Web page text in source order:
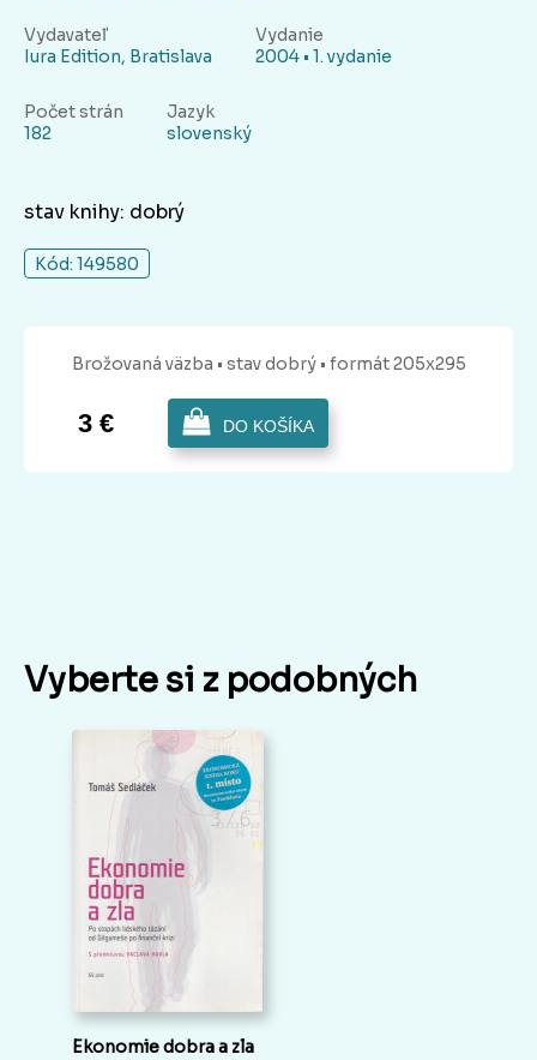
Vydavateľ
Iura Edition, Bratislava
Vydanie
2004 • 1. vydanie
Počet strán
182
Jazyk
slovenský
stav knihy: dobrý
Kód: 149580
Brožovaná väzba • stav dobrý • formát 205x295
3 € DO KOŠÍKA
Vyberte si z podobných
Ekonomie dobra a zla